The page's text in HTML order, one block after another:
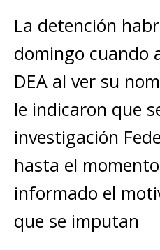
La detención
domingo cuando
DEA al ver su
le indicaron que
investigación
hasta el
informado el
que se imputan